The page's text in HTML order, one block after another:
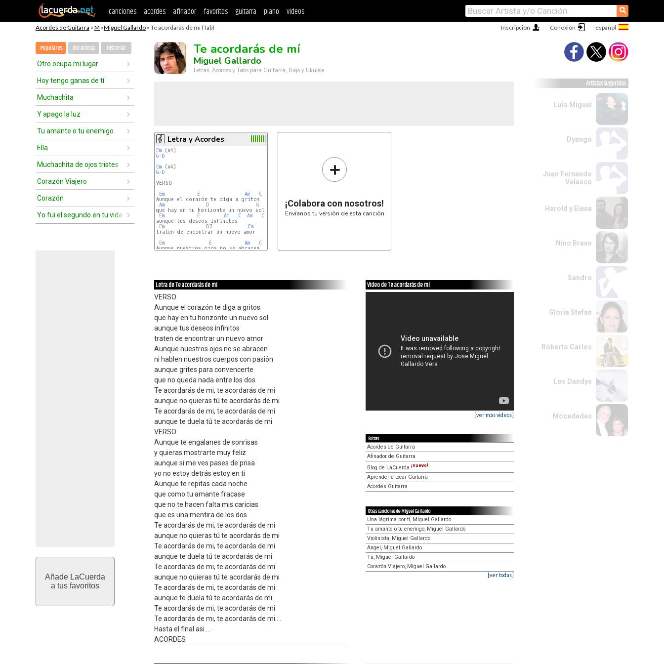
canciones acordes afinador favoritos guitarra piano videos ⚲
Acordes de Guitarra » M »Miguel Gallardo » Te acordarás de mí (Tab) Conexión
Inscripción
Populares del Artista Historial
Otro ocupa mi lugar
Hoy tengo ganas de tí
Muchachita
Y apago la luz
Tu amante o tu enemigo
Ella
Muchachita de ojos tristes
Corazón Viajero
Corazón
Yo fui el segundo en tu vida
Añade LaCuerda
a tus favoritos
Te acordarás de mí
Miguel Gallardo
Letras, Acordes y Tabs para Guitarra, Bajo y Ukulele
Letra y Acordes
Em
G-D
Em
G-D
VERSO
Em
E Am C
Aunque el corazón te diga a gritos
Am
D G
que hay en tu horizonte un nuevo sol
Em
E Am C Am
C
aunque tus deseos infinitos
Em
B7 Em
traten de encontrar un nuevo amor
Em
E Am C
Aunque nuestros ojos no se abracen
+
¡Colabora con nosotros!
Envíanos tu versión de esta canción
Letra de Te acordarás de mí
VERSO
Aunque el corazón te diga a gritos
que hay en tu horizonte un nuevo sol
aunque tus deseos infinitos
traten de encontrar un nuevo amor
Aunque nuestros ojos no se abracen
ni hablen nuestros cuerpos con pasión
aunque grites para convencerte
que no queda nada entre los dos
Te acordarás de mi, te acordarás de mi
aunque no quieras tú te acordarás de mi
Te acordarás de mi, te acordarás de mi
aunque te duela tú te acordarás de mi
VERSO
Aunque te engalanes de sonrisas
y quieras mostrarte muy feliz
aunque si me ves pases de prisa
yo no estoy detrás estoy en ti
Aunque te repitas cada noche
que como tu amante fracase
que no te hacen falta mis caricias
que es una mentira de los dos
Te acordarás de mi, te acordarás de mi
aunque no quieras tú te acordarás de mi
Te acordarás de mi, te acordarás de mi
aunque te duela tú te acordarás de mi
Te acordarás de mi, te acordarás de mi
aunque no quieras tú te acordarás de mi
Te acordarás de mi, te acordarás de mi
aunque te duela tú te acordarás de mi
Te acordarás de mi, te acordarás de mi
Te acordarás de mi, te acordarás de mi....
Hasta el final asi....
ACORDES
Video de Te acordarás de mí
[ver más videos]
Extras
Acordes de Guitarra
Afinador de Guitarra
Blog de LaCuerda ¡nuevo!
Aprender a tocar Guitarra
Acordes Guitarra
Otras canciones de Miguel Gallardo
Una lágrima por tí, Miguel Gallardo
Tu amante o tu enemigo, Miguel Gallardo
Violinista, Miguel Gallardo
Angel, Miguel Gallardo
Tú, Miguel Gallardo
Corazón Viajero, Miguel Gallardo
[ver todas]
Artistas Sugeridos
Luis Miguel
Dyango
Juan Fernando
Velasco
Harold y Elena
Nino Bravo
Sandro
Gloria Stefan
Roberto Carlos
Los Dandys
Mocedades